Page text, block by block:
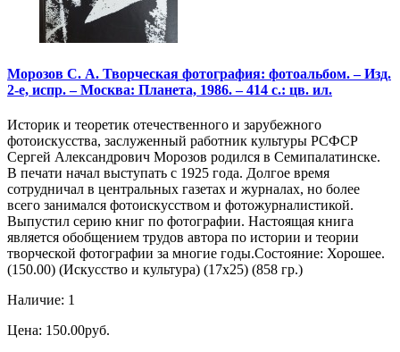
Морозов С. А. Творческая фотография: фотоальбом. – Изд.
2-е, испр. – Москва: Планета, 1986. – 414 с.: цв. ил.
Историк и теоретик отечественного и зарубежного
фотоискусства, заслуженный работник культуры РСФСР
Сергей Александрович Морозов родился в Семипалатинске.
В печати начал выступать с 1925 года. Долгое время
сотрудничал в центральных газетах и журналах, но более
всего занимался фотоискусством и фотожурналистикой.
Выпустил серию книг по фотографии. Настоящая книга
является обобщением трудов автора по истории и теории
творческой фотографии за многие годы.Состояние: Хорошее.
(150.00) (Искусство и культура) (17х25) (858 гр.)
Наличие: 1
Цена: 150.00руб.